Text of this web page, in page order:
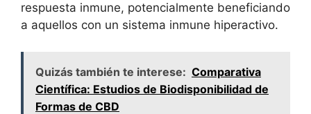
respuesta inmune, potencialmente beneficiando
a aquellos con un sistema inmune hiperactivo.
Quizás también te interese: Comparativa
Científica: Estudios de Biodisponibilidad de
Formas de CBD